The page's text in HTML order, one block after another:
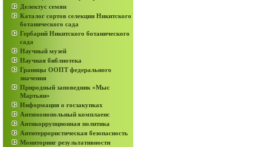
Делектус семян
Каталог сортов селекции Никитского
ботанического сада
Гербарий Никитского ботанического
сада
Научный музей
Научная библиотека
Границы ООПТ федерального
значения
Природный заповедник «Мыс
Мартьян»
Информация о госзакупках
Антимонопольный комплаенс
Антикоррупционная политика
Антитеррористическая безопасность
Мониторинг результативности